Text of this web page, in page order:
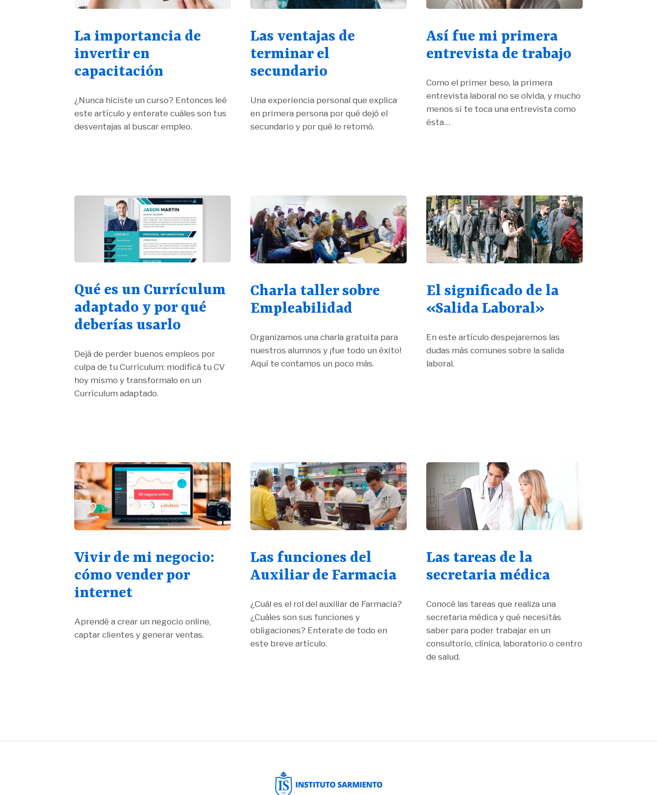
La importancia de
invertir en
capacitación
¿Nunca hiciste un curso? Entonces leé
este artículo y enterate cuáles son tus
desventajas al buscar empleo.
Las ventajas de
terminar el
secundario
Una experiencia personal que explica
en primera persona por qué dejó el
secundario y por qué lo retomó.
Así fue mi primera
entrevista de trabajo
Como el primer beso, la primera
entrevista laboral no se olvida, y mucho
menos si te toca una entrevista como
ésta…
Qué es un Currículum
adaptado y por qué
deberías usarlo
Dejá de perder buenos empleos por
culpa de tu Currículum: modificá tu CV
hoy mismo y transformalo en un
Currículum adaptado.
Charla taller sobre
Empleabilidad
Organizamos una charla gratuita para
nuestros alumnos y ¡fue todo un éxito!
Aquí te contamos un poco más.
El significado de la
«Salida Laboral»
En este artículo despejaremos las
dudas más comunes sobre la salida
laboral.
Vivir de mi negocio:
cómo vender por
internet
Aprendé a crear un negocio online,
captar clientes y generar ventas.
Las funciones del
Auxiliar de Farmacia
¿Cuál es el rol del auxiliar de Farmacia?
¿Cuáles son sus funciones y
obligaciones? Enterate de todo en
este breve artículo.
Las tareas de la
secretaria médica
Conocé las tareas que realiza una
secretaria médica y qué necesitás
saber para poder trabajar en un
consultorio, clínica, laboratorio o centro
de salud.